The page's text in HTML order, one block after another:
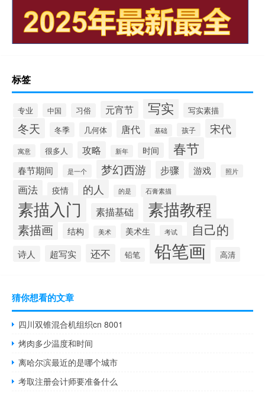
标签
专业 中国 习俗 元宵节 写实 写实素描
冬天 冬季 几何体 唐代 基础 孩子 宋代
寓意 很多人 攻略 新年 时间 春节
春节期间 是一个 梦幻西游 步骤 游戏 照片
画法 疫情 的人 的是 石膏素描
素描入门 素描基础 素描教程
素描画 结构 美术 美术生 考试 自己的
诗人 超写实 还不 铅笔 铅笔画 高清
猜你想看的文章
四川双锥混合机组织cn 8001
烤肉多少温度和时间
离哈尔滨最近的是哪个城市
考取注册会计师要准备什么